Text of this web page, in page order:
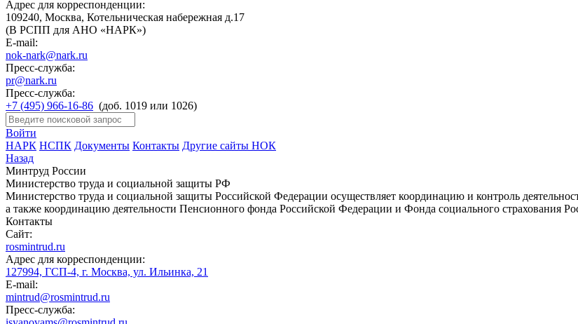
Адрес для корреспонденции:
109240, Москва, Котельническая набережная д.17
(В РСПП для АНО «НАРК»)
E-mail:
nok-nark@nark.ru
Пресс-служба:
pr@nark.ru
Пресс-служба:
+7 (495) 966-16-86 (доб. 1019 или 1026)
Войти
НАРК НСПК Документы Контакты Другие сайты НОК
Назад
Минтруд России
Министерство труда и социальной защиты РФ
Министерство труда и социальной защиты Российской Федерации осуществляет координацию и контроль
а также координацию деятельности Пенсионного фонда Российской Федерации и Фонда социального страхования
Контакты
Сайт:
rosmintrud.ru
Адрес для корреспонденции:
127994, ГСП-4, г. Москва, ул. Ильинка, 21
E-mail:
mintrud@rosmintrud.ru
Пресс-служба: